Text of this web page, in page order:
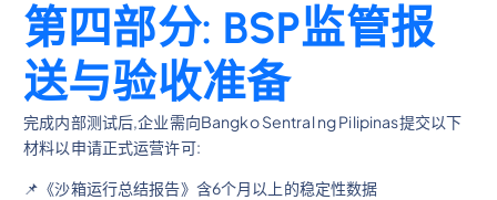
第四部分: BSP监管报
送与验收准备
完成内部测试后,企业需向Bangko Sentral ng Pilipinas提交以下
材料以申请正式运营许可:
📌《沙箱运行总结报告》含6个月以上的稳定性数据